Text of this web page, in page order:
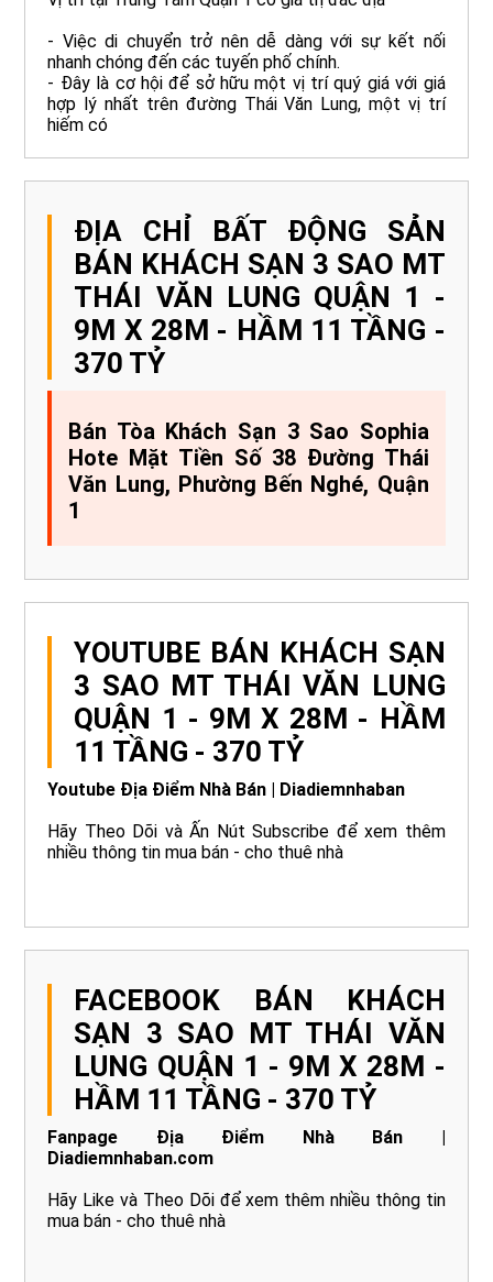
- Việc di chuyển trở nên dễ dàng với sự kết nối
nhanh chóng đến các tuyến phố chính.
- Đây là cơ hội để sở hữu một vị trí quý giá với giá
hợp lý nhất trên đường Thái Văn Lung, một vị trí
hiếm có
ĐỊA CHỈ BẤT ĐỘNG SẢN
BÁN KHÁCH SẠN 3 SAO MT
THÁI VĂN LUNG QUẬN 1 -
9M X 28M - HẦM 11 TẦNG -
370 TỶ
Bán Tòa Khách Sạn 3 Sao Sophia
Hote Mặt Tiền Số 38 Đường Thái
Văn Lung, Phường Bến Nghé, Quận
1
YOUTUBE BÁN KHÁCH SẠN
3 SAO MT THÁI VĂN LUNG
QUẬN 1 - 9M X 28M - HẦM
11 TẦNG - 370 TỶ
Youtube Địa Điểm Nhà Bán | Diadiemnhaban
Hãy Theo Dõi và Ấn Nút Subscribe để xem thêm
nhiều thông tin mua bán - cho thuê nhà
FACEBOOK BÁN KHÁCH
SẠN 3 SAO MT THÁI VĂN
LUNG QUẬN 1 - 9M X 28M -
HẦM 11 TẦNG - 370 TỶ
Fanpage Địa Điểm Nhà Bán |
Diadiemnhaban.com
Hãy Like và Theo Dõi để xem thêm nhiều thông tin
mua bán - cho thuê nhà